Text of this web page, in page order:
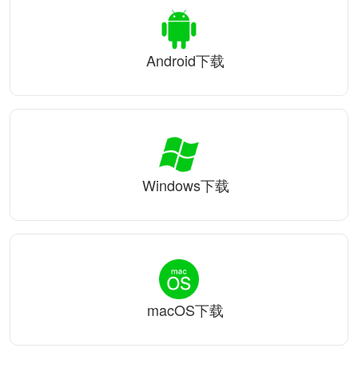
Android下载
Windows下载
macOS下载